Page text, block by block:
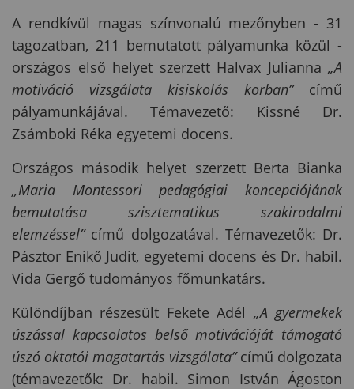
A rendkívül magas színvonalú mezőnyben - 31
tagozatban, 211 bemutatott pályamunka közül -
országos első helyet szerzett Halvax Julianna „A
motiváció vizsgálata kisiskolás korban”című
pályamunkájával. Témavezető: Kissné Dr.
Zsámboki Réka egyetemi docens.
Országos második helyet szerzett Berta Bianka
„Maria Montessori pedagógiai koncepciójának
bemutatása szisztematikus szakirodalmi
elemzéssel”című dolgozatával. Témavezetők: Dr.
Pásztor Enikő Judit, egyetemi docens és Dr. habil.
Vida Gergő tudományos főmunkatárs.
Különdíjban részesült Fekete Adél „A gyermekek
úszással kapcsolatos belső motivációját támogató
úszó oktatói magatartás vizsgálata”című dolgozata
(témavezetők: Dr. habil. Simon István Ágoston